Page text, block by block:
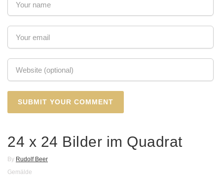
24 x 24 Bilder im Quadrat
By Rudolf Beer
Gemälde